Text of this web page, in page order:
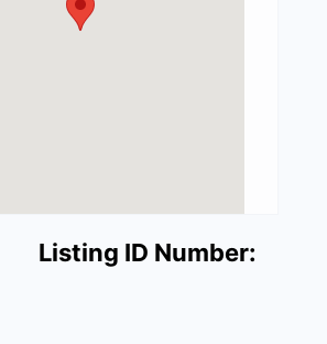
Listing ID Number: